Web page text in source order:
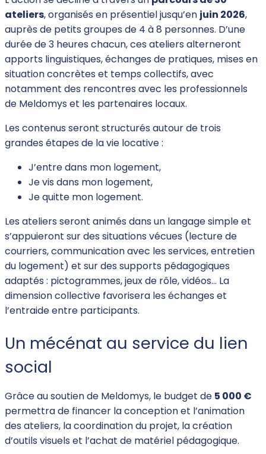
ateliers, organisés en présentiel jusqu’en juin 2026,
auprès de petits groupes de 4 à 8 personnes. D’une
durée de 3 heures chacun, ces ateliers alterneront
apports linguistiques, échanges de pratiques, mises en
situation concrètes et temps collectifs, avec
notamment des rencontres avec les professionnels
de Meldomys et les partenaires locaux.
Les contenus seront structurés autour de trois
grandes étapes de la vie locative :
J’entre dans mon logement,
Je vis dans mon logement,
Je quitte mon logement.
Les ateliers seront animés dans un langage simple et
s’appuieront sur des situations vécues (lecture de
courriers, communication avec les services, entretien
du logement) et sur des supports pédagogiques
adaptés : pictogrammes, jeux de rôle, vidéos… La
dimension collective favorisera les échanges et
l’entraide entre participants.
Un mécénat au service du lien
social
Grâce au soutien de Meldomys, le budget de 5 000 €
permettra de financer la conception et l’animation
des ateliers, la coordination du projet, la création
d’outils visuels et l’achat de matériel pédagogique.